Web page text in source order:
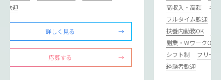
歓迎
詳しく見る
応募する
高収入・高額
ネ
フルタイム歓迎
扶養内勤務OK
副業・WワークOK
シフト制
フリー
経験者歓迎